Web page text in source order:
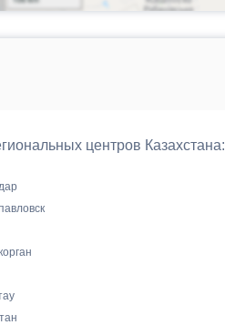
центров Казахстана: